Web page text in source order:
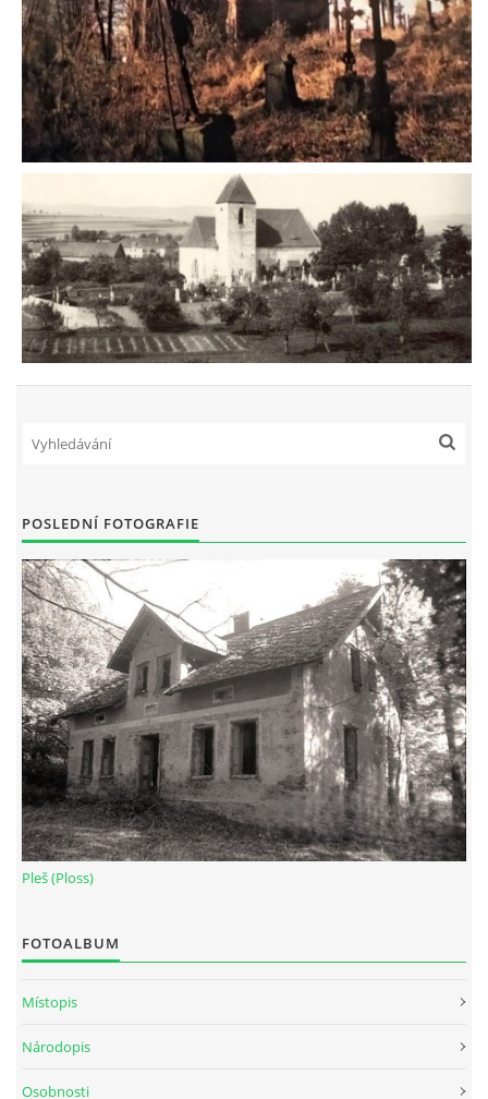
POSLEDNÍ FOTOGRAFIE
Pleš (Ploss)
FOTOALBUM
Místopis
Národopis
Osobnosti